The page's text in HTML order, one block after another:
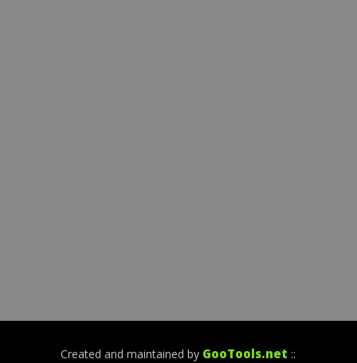
Created and maintained by GooTools.net ::